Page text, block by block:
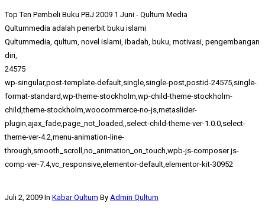
Top Ten Pembeli Buku PBJ 2009 1 Juni - Qultum Media
Qultummedia adalah penerbit buku islami
Qultummedia, qultum, novel islami, ibadah, buku, motivasi, pengembangan
diri,
24575
wp-singular,post-template-default,single,single-post,postid-24575,single-
format-standard,wp-theme-stockholm,wp-child-theme-stockholm-
child,theme-stockholm,woocommerce-no-js,metaslider-
plugin,ajax_fade,page_not_loaded,,select-child-theme-ver-1.0.0,select-
theme-ver-4.2,menu-animation-line-
through,smooth_scroll,no_animation_on_touch,wpb-js-composer js-
comp-ver-7.4,vc_responsive,elementor-default,elementor-kit-30952
Juli 2, 2009 In Kabar Qultum By Admin Qultum